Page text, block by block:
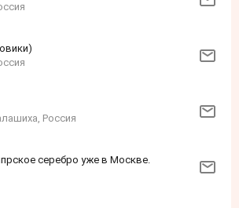
Россия
серебро уже в Москве.